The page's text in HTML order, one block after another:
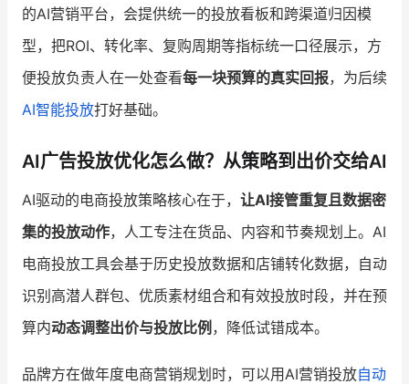
的AI营销平台，会提供统一的投放看板和跨渠道归因模
型，把ROI、转化率、复购周期等指标统一口径展示，方
便投放负责人在一处查看每一块预算的真实回报，为后续
AI智能投放打好基础。
AI广告投放优化怎么做？从策略到出价交给AI
AI驱动的电商投放策略核心在于， 让AI接管重复且数据密
集的投放动作，人工专注在货品、内容和节奏规划上。AI
电商投放工具会基于历史投放数据和店铺转化数据，自动
识别高潜人群包、优质素材组合和有效投放时段，并在预
算内动态调整出价与投放比例 ，降低试错成本。
品牌方在做年度电商营销规划时，可以用AI营销投放自动